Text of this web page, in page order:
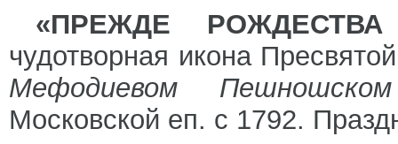
«ПРЕЖДЕ
чудотворная икона
Мефодиевом
Московской еп. с 1792.